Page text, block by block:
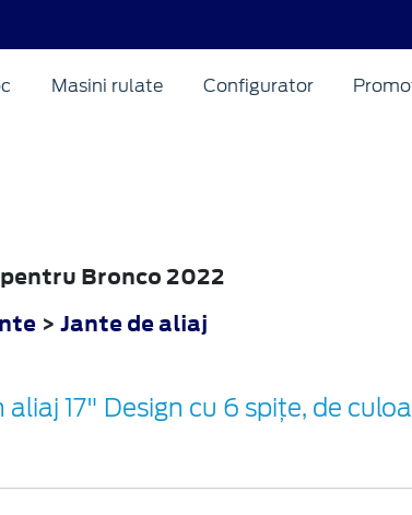
Masini rulate Configurator
Bronco 2022
> Jante de aliaj
aliaj 17" Design cu 6 spițe, de